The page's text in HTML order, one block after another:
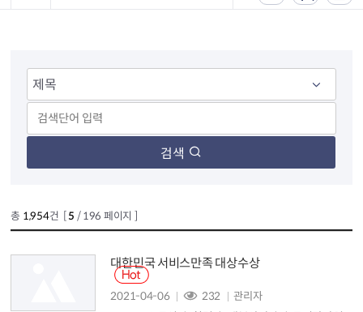
검색
총 1,954건 [ 5 / 196 페이지 ]
대한민국 서비스만족 대상수상
2021-04-06 232 관리자